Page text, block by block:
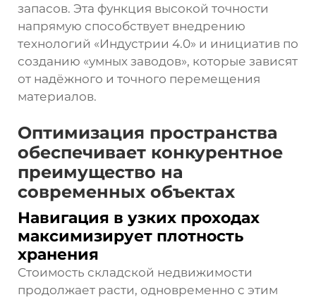
запасов. Эта функция высокой точности
напрямую способствует внедрению
технологий «Индустрии 4.0» и инициатив по
созданию «умных заводов», которые зависят
от надёжного и точного перемещения
материалов.
Оптимизация пространства
обеспечивает конкурентное
преимущество на
современных объектах
Навигация в узких проходах
максимизирует плотность
хранения
Стоимость складской недвижимости
продолжает расти, одновременно с этим